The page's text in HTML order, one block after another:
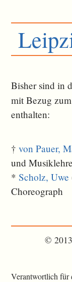
Bisher sind in
mit Bezug
ent­halten:
†von Pauer,
und
*Scholz, Uwe
Choreograph
©
Verantwortlich für